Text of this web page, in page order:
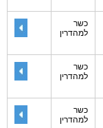
כשר
למהדרין
כשר
למהדרין
כשר
למהדרין